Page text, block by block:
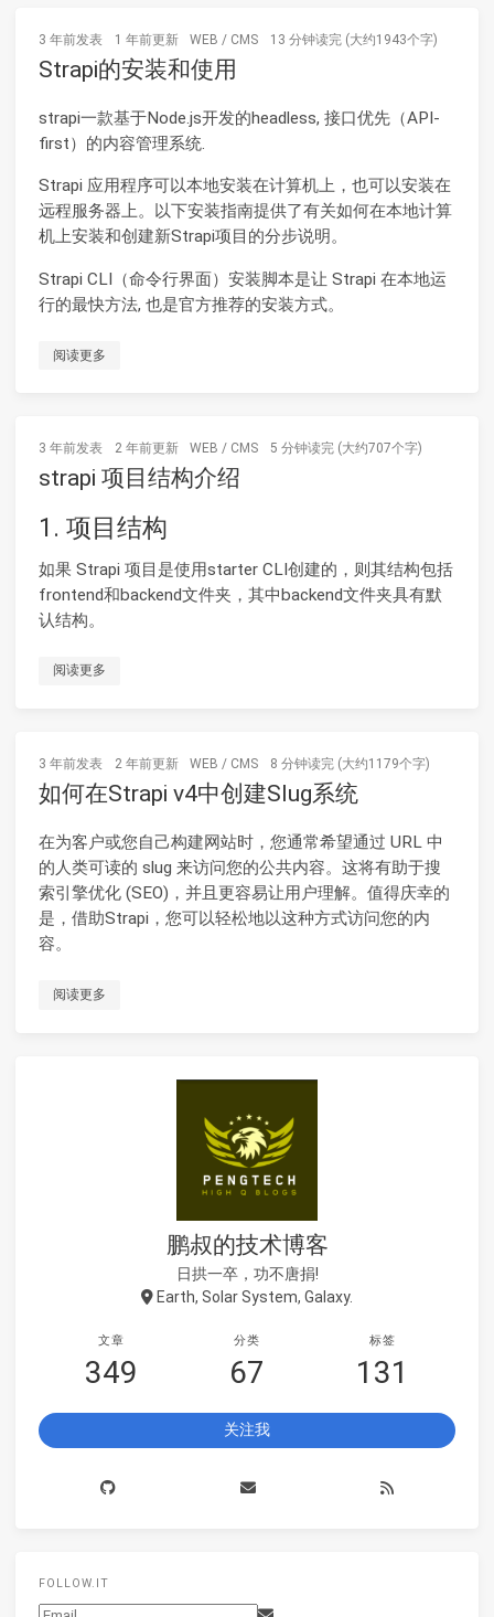
3 年前发表 1 年前更新 WEB / CMS 13 分钟读完 (大约1943个字)
Strapi的安装和使用
strapi一款基于Node.js开发的headless, 接口优先（API-
first）的内容管理系统.
Strapi 应用程序可以本地安装在计算机上，也可以安装在
远程服务器上。以下安装指南提供了有关如何在本地计算
机上安装和创建新Strapi项目的分步说明。
Strapi CLI（命令行界面）安装脚本是让 Strapi 在本地运
行的最快方法, 也是官方推荐的安装方式。
阅读更多
3 年前发表 2 年前更新 WEB / CMS 5 分钟读完 (大约707个字)
strapi 项目结构介绍
1. 项目结构
如果 Strapi 项目是使用starter CLI创建的，则其结构包括
frontend和backend文件夹，其中backend文件夹具有默
认结构。
阅读更多
3 年前发表 2 年前更新 WEB / CMS 8 分钟读完 (大约1179个字)
如何在Strapi v4中创建Slug系统
在为客户或您自己构建网站时，您通常希望通过 URL 中
的人类可读的 slug 来访问您的公共内容。这将有助于搜
索引擎优化 (SEO)，并且更容易让用户理解。值得庆幸的
是，借助Strapi，您可以轻松地以这种方式访问​​您的内
容。
阅读更多
鹏叔的技术博客
日拱一卒，功不唐捐!
Earth, Solar System, Galaxy.
文章
349
分类
67
标签
131
关注我
FOLLOW.IT